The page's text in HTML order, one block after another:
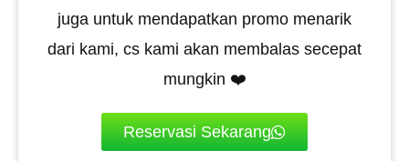
juga untuk mendapatkan promo menarik
dari kami, cs kami akan membalas secepat
mungkin ❤️
Reservasi Sekarang